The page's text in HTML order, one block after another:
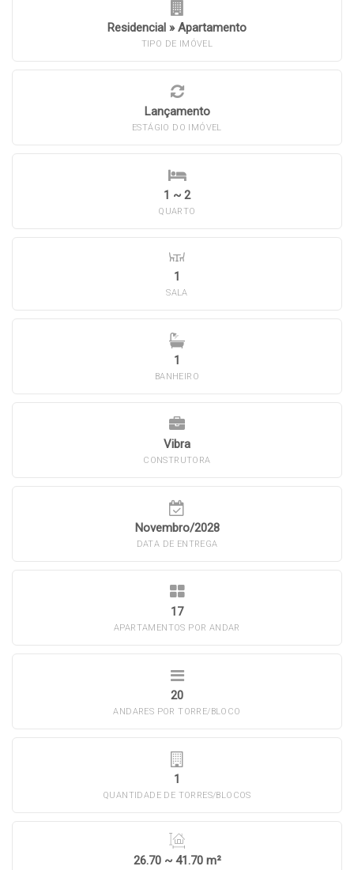
Residencial » Apartamento
TIPO DE IMÓVEL
Lançamento
ESTÁGIO DO IMÓVEL
1 ~ 2
QUARTO
1
SALA
1
BANHEIRO
Vibra
CONSTRUTORA
Novembro/2028
DATA DE ENTREGA
17
APARTAMENTOS POR ANDAR
20
ANDARES POR TORRE/BLOCO
1
QUANTIDADE DE TORRES/BLOCOS
26.70 ~ 41.70 m²